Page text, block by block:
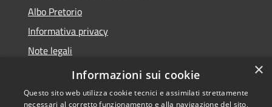
Albo Pretorio
Informativa privacy
Note legali
Dichiarazione di accessibilità
×
Informazioni sui cookie
Questo sito web utilizza cookie tecnici e assimilati strettamente
necessari al corretto funzionamento e alla navigazione del sito,